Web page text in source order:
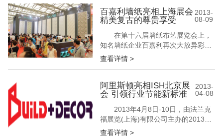
爱神娃娃这次要真真正正的领略陶瓷
卫浴世界顶级品牌的风采了。 晓爱瓷
砖2013意大利博洛尼亚陶瓷卫浴展会
Cersaie之旅 据悉，今年中国...
百嘉利墙纸亮相上海展会
精美复古的尊贵享受
2013-
08-09
在第十六届墙纸布艺展览会上，
知名墙纸企业百嘉利再次大放异彩。
展会期间，其以简洁而富有内涵的形
议。其中，百嘉利推出的最新款孔雀
王国墙纸版本更是获得了观展者的热
捧。 百嘉利墙纸亮相上海展会 精美
复古的尊贵享受 展位人潮络绎不绝
百嘉...
查看详情 >
阿里斯顿亮相ISH北京展
会 引领行业节能新标准
2013-
04-08
2013年4月8日-10日，由法兰克
福展览(上海)有限公司主办的2013年
ISH China & CIHE——中国(北京)国
查看详情 >